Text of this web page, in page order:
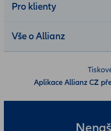
Pro klienty
Vše o Allianz
Aplikace Allianz CZ